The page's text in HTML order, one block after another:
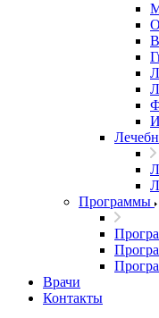
Программы
Врачи
Контакты